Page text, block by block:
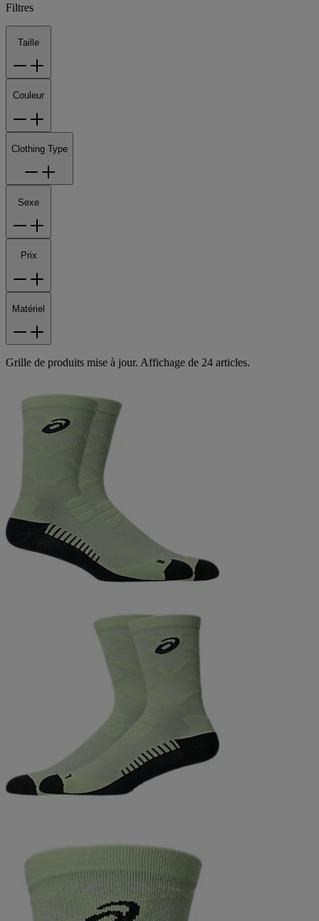
Filtres
Taille
Couleur
Clothing Type
Sexe
Prix
Matériel
Grille de produits mise à jour. Affichage de 24 articles.